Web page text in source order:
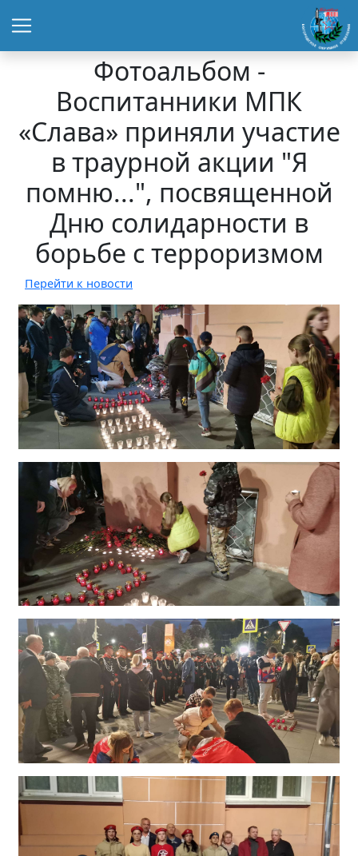
Фотоальбом -
Воспитанники МПК
«Слава» приняли участие
в траурной акции "Я
помню...", посвященной
Дню солидарности в
борьбе с терроризмом
Перейти к новости